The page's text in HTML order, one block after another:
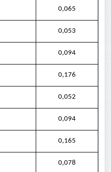
0,065
0,053
0,094
0,176
0,052
0,094
0,165
0,078